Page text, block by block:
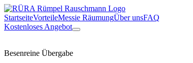
StartseiteVorteileMessie RäumungÜber unsFAQ
Kostenloses Angebot
Besenreine Übergabe